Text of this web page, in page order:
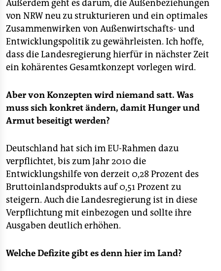
Außerdem geht es darum, die Außenbeziehungen
von NRW neu zu strukturieren und ein optimales
Zusammenwirken von Außenwirtschafts- und
Entwicklungspolitik zu gewährleisten. Ich hoffe,
dass die Landesregierung hierfür in nächster Zeit
ein kohärentes Gesamtkonzept vorlegen wird.
Aber von Konzepten wird niemand satt. Was
muss sich konkret ändern, damit Hunger und
Armut beseitigt werden?
Deutschland hat sich im EU-Rahmen dazu
verpflichtet, bis zum Jahr 2010 die
Entwicklungshilfe von derzeit 0,28 Prozent des
Bruttoinlandsprodukts auf 0,51 Prozent zu
steigern. Auch die Landesregierung ist in diese
Verpflichtung mit einbezogen und sollte ihre
Ausgaben deutlich erhöhen.
Welche Defizite gibt es denn hier im Land?